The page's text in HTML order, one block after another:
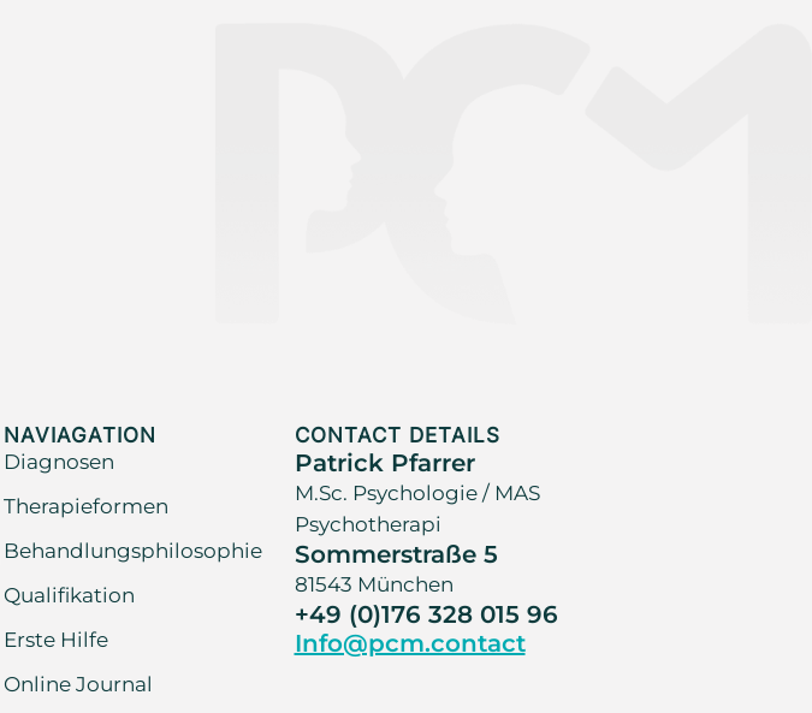
NAVIAGATION
Diagnosen
Therapieformen
Behandlungsphilosophie
Qualifikation
Erste Hilfe
Online Journal
CONTACT DETAILS
Patrick Pfarrer
M.Sc. Psychologie / MAS
Psychotherapi
Sommerstraße 5
81543 München
+49 (0)176 328 015 96
Info@pcm.contact